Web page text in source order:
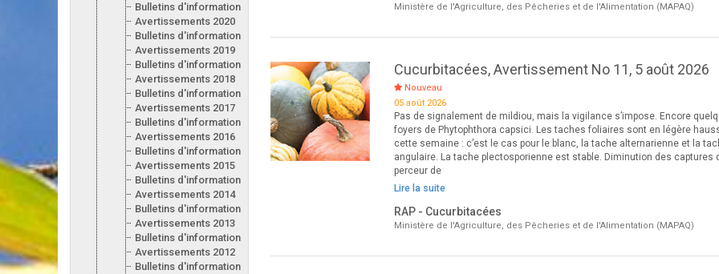
Bulletins d'information 2021
Avertissements 2020
Bulletins d'information 2020
Avertissements 2019
Bulletins d'information 2019
Avertissements 2018
Bulletins d'information 2018
Avertissements 2017
Bulletins d'information 2017
Avertissements 2016
Bulletins d'information 2016
Avertissements 2015
Bulletins d'information 2015
Avertissements 2014
Bulletins d'information 2014
Avertissements 2013
Bulletins d'information 2013
Avertissements 2012
Bulletins d'information 2012
Ministère de l'Agriculture, des Pêcheries et de l'Alimentation (MAPAQ)
Cucurbitacées, Avertissement No 11, 5 août 2026
Nouveau
05 août 2026
Pas de signalement de mildiou, mais la vigilance s’impose. Encore
foyers de Phytophthora capsici. Les taches foliaires sont en légère
cette semaine : c’est le cas pour le blanc, la tache alternarienne et la
angulaire. La tache plectosporienne est stable. Diminution des captures
perceur de
Lire la suite
RAP - Cucurbitacées
Ministère de l'Agriculture, des Pêcheries et de l'Alimentation (MAPAQ)